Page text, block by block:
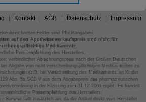
Kontakt AGB Datenschutz Impressum
Felder sind Pflichtangaben.
auf den Apothekenverkaufspreis und nicht für
Medikamente.
Preisempfehlung des Herstellers.
verbindlicher Abrechnungspreis nach der Großen Deutschen
Abgabe von nicht verschreibungspflichtigen Medikamenten zu
(z.B. bei Verschreibung des Medikaments an Kinder
Abs. 5a SGB V aus dem Abgabepreis des pharmazeutischen
in der Fassung zum 31.12.2003 ergibt. Es handelt
unverbindliche Preisempfehlung des Herstellers.
Summe fällt zusätzlich an, da der Artikel direkt vom Hersteller